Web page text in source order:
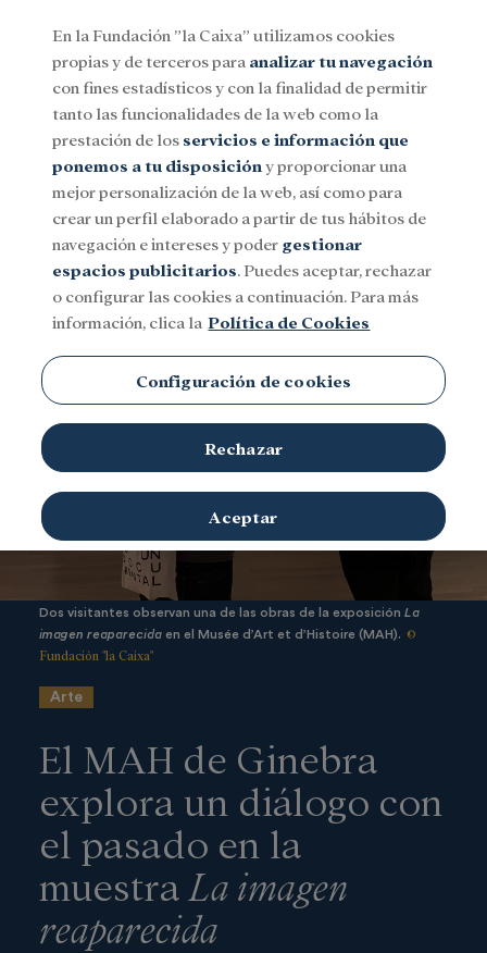
Menu
SocialInvestigación y becasCultura
Dos visitantes observan una de las obras de la exposición La
imagen reaparecida en el Musée d’Art et d’Histoire (MAH). ©
Fundación "la Caixa"
Arte
El MAH de Ginebra
explora un diálogo con
el pasado en la
muestra La imagen
reaparecida
En la Fundación ”la Caixa” utilizamos cookies
propias y de terceros para analizar tu navegación
con fines estadísticos y con la finalidad de permitir
tanto las funcionalidades de la web como la
prestación de los servicios e información que
ponemos a tu disposición y proporcionar una
mejor personalización de la web, así como para
crear un perfil elaborado a partir de tus hábitos de
navegación e intereses y poder gestionar
espacios publicitarios. Puedes aceptar, rechazar
o configurar las cookies a continuación. Para más
información, clica la Política de Cookies
Configuración de cookies
Rechazar
Aceptar